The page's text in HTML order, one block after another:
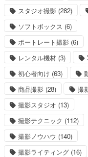
スタジオ撮影 (282)
ソフトボックス (6)
ポートレート撮影 (6)
レンタル機材 (3)
初心者向け (63)
商品撮影 (28) 撮
撮影スタジオ (13)
撮影テクニック (112)
撮影ノウハウ (140)
撮影ライティング (16)